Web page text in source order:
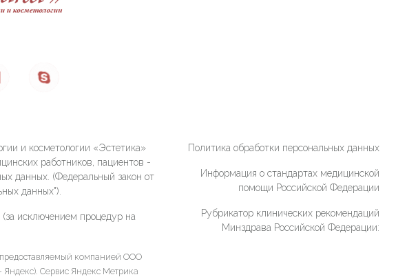
и косметологии «Эстетика»
работников, пациентов -
данных. (Федеральный закон от
данных").
исключением процедур на
предоставляемый компанией ООО
Яндекс). Сервис Яндекс Метрика
Политика обработки персональных данных
Информация о стандартах медицинской
помощи Российской Федерации
Рубрикатор клинических рекомендаций
Минздрава Российской Федерации: